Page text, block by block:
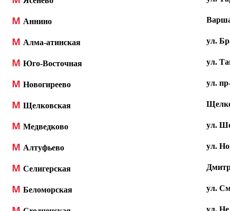
М Аннино
М Алма-атинская ул.
М Юго-Восточная ул.
М Новогиреево ул.
М Щелковская
М Медведково ул.
М Алтуфьево ул.
М Селигерская
М Беломорская ул.
ул.